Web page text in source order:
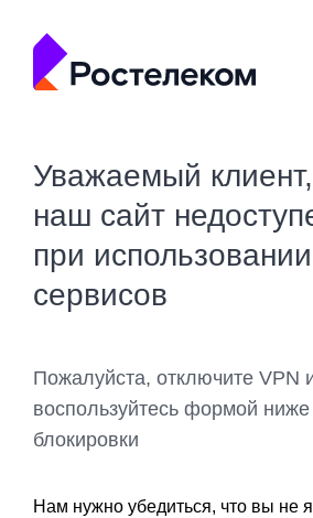
Уважаемый клиент,
наш сайт
при
сервисов
Пожалуйста, отключите VPN
воспользуйтесь формой
блокировки
Нам нужно убедиться, что вы не